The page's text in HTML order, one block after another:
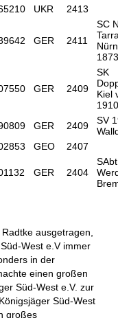
UKR 2413
GER 2411
SC
1873
GER 2409
SK
Kiel
GER 2409
SV
GEO 2407
GER 2404
ausgetragen,
West e.V immer
in der
einen großen
Süd-West e.V. zur
Süd-West
großes